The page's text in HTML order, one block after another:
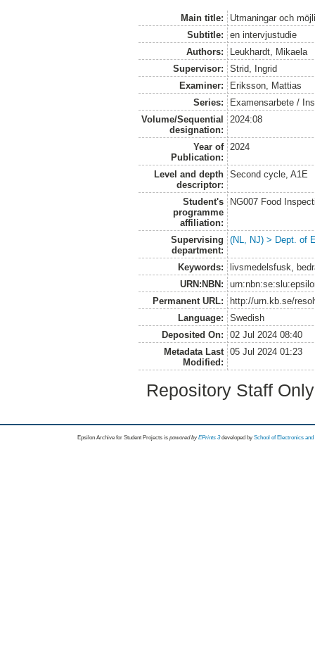
Main title:
Utmaningar och
Subtitle:
en intervjustudie
Authors:
Leukhardt, Mikaela
Supervisor:
Strid, Ingrid
Examiner:
Eriksson, Mattias
Series:
Examensarbete /
Volume/Sequential
designation:
2024:08
Year of
Publication:
2024
Level and depth
descriptor:
Second cycle, A1E
Student's
programme
affiliation:
NG007 Food
Supervising
department:
(NL, NJ) > Dept. of
Keywords:
livsmedelsfusk,
URN:NBN:
Permanent URL:
http://urn.kb.se/
Language:
Swedish
Deposited On:
02 Jul 2024 08:40
Metadata Last
Modified:
05 Jul 2024 01:23
Repository Staff
Epsilon Archive for Student Projects is powored byEPrints 3 developed by School of Electronics